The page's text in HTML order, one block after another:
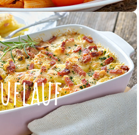
Auflauf
ZUR KARTE